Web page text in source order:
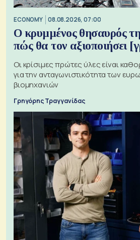
ECONOMY 08.08.2026, 07:00
Ο κρυμμένος θησαυρός
πώς θα τον αξιοποιήσει
Οι κρίσιμες πρώτες ύλες είναι
για την ανταγωνιστικότητα των
βιομηχανιών
Γρηγόρης Τραγγανίδας